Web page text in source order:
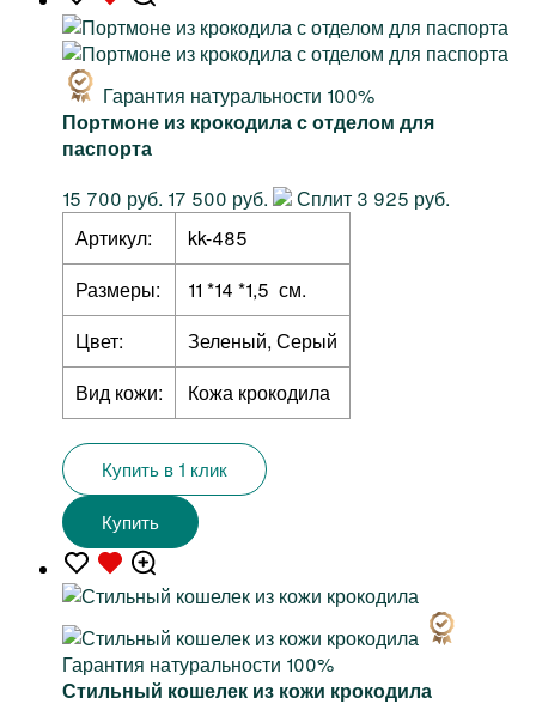
Гарантия натуральности 100%
Портмоне из крокодила с отделом для
паспорта
15 700 руб. 17 500 руб.
Сплит 3 925 руб.
Артикул:
kk-485
Размеры:
11 *14 *1,5 см.
Цвет:
Зеленый, Серый
Вид кожи:
Кожа крокодила
Купить в 1 клик
Купить
Гарантия натуральности 100%
Стильный кошелек из кожи крокодила